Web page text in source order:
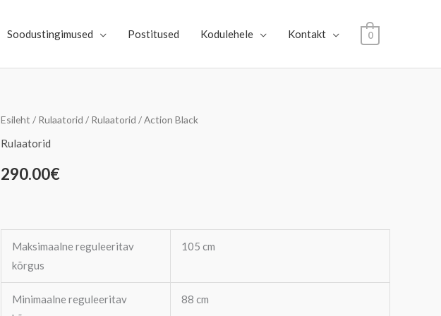
Soodustingimused Postitused Kodulehele Kontakt 0
Esileht / Rulaatorid / Rulaatorid / Action Black
Rulaatorid
290.00€
Maksimaalne reguleeritav
kõrgus
105 cm
Minimaalne reguleeritav
88 cm
Action
Black